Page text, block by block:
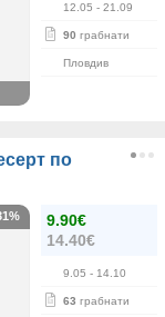
12.05 - 21.09
90 грабнати
Пловдив
по
9.90€
14.40€
9.05 - 14.10
63 грабнати